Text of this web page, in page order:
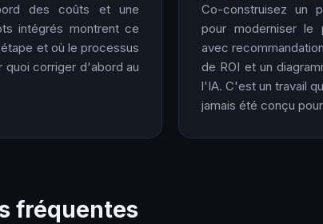
des coûts et une
intégrés montrent ce
et où le processus
quoi corriger d'abord au
Co-construisez un
pour moderniser le
avec
de ROI et un
l'IA. C'est un travail
jamais été conçu
fréquentes